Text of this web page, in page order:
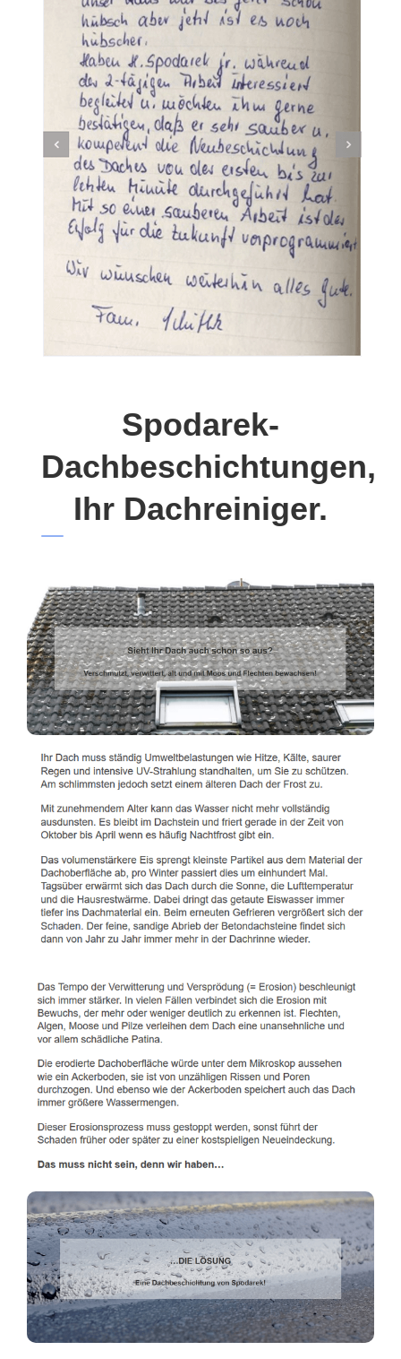
Spodarek-
Dachbeschichtungen,
Ihr Dachreiniger.